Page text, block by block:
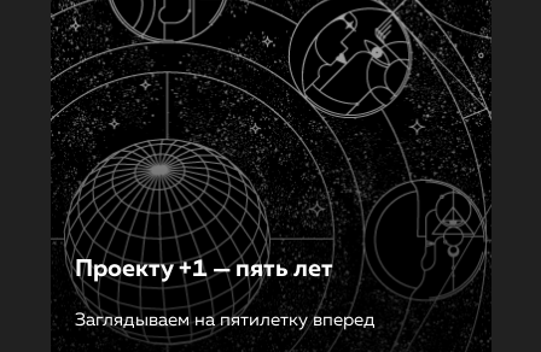
Проекту +1 — пять лет
Заглядываем на пятилетку вперед